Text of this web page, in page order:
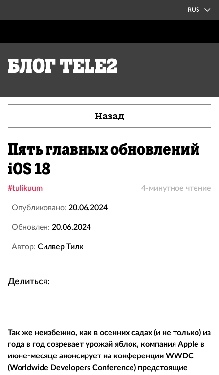
RUS
Блог Tele2
Назад
Пять главных обновлений
iOS 18
#tulikuum 4-минутное чтение
Опубликовано: 20.06.2024
Обновлен: 20.06.2024
Автор: Силвер Тилк
Делиться:
Так же неизбежно, как в осенних садах (и не только) из
года в год созревает урожай яблок, компания Apple в
июне-месяце анонсирует на конференции WWDC
(Worldwide Developers Conference) предстоящие